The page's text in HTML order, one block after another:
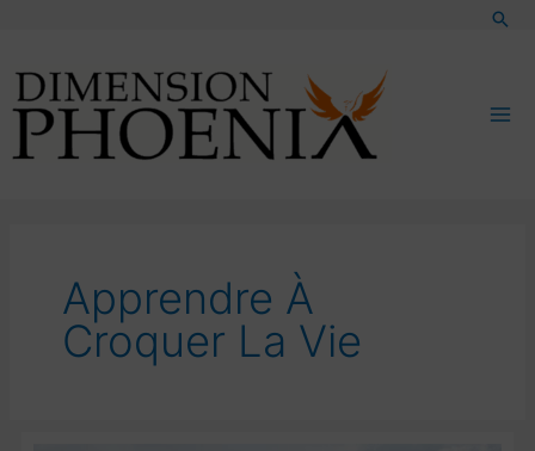
contenu
Apprendre À
Croquer La Vie